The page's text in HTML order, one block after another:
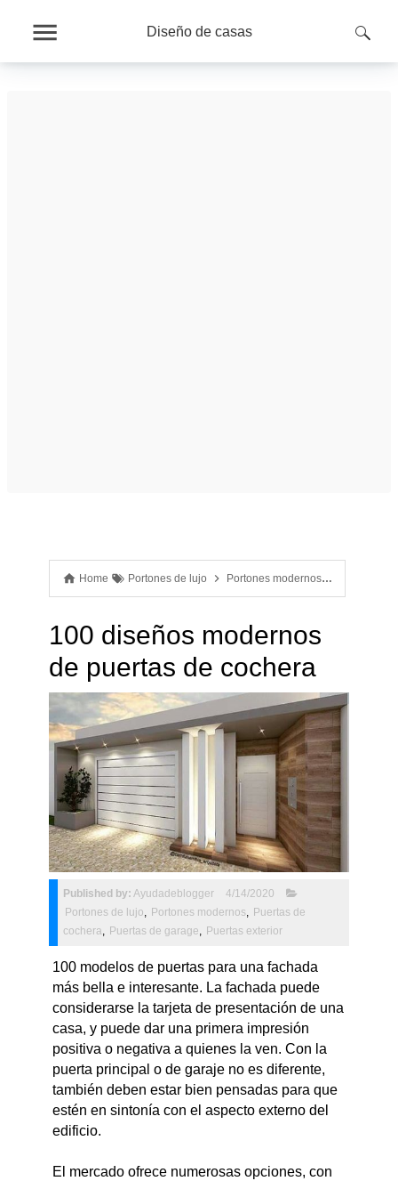
Diseño de casas
Home Portones de lujo Portones modernos
100 diseños modernos
de puertas de cochera
Published by: Ayudadeblogger
4/14/2020
Portones de lujo, Portones modernos, Puertas de
cochera, Puertas de garage, Puertas exterior
100 modelos de puertas para una fachada
más bella e interesante. La fachada puede
considerarse la tarjeta de presentación de una
casa, y puede dar una primera impresión
positiva o negativa a quienes la ven. Con la
puerta principal o de garaje no es diferente,
también deben estar bien pensadas para que
estén en sintonía con el aspecto externo del
edificio.
El mercado ofrece numerosas opciones, con